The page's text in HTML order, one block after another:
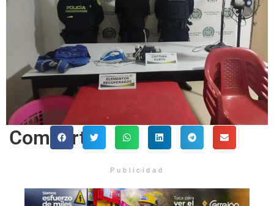
Comparte
Publicidad